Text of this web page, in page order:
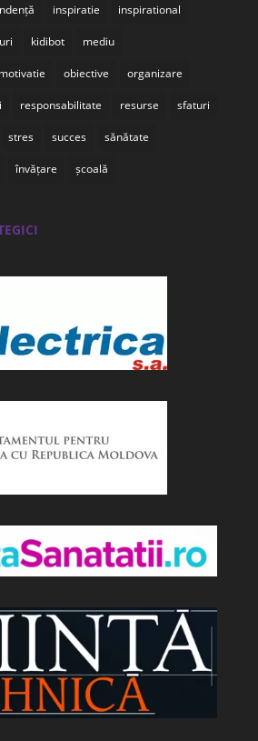
inspiratie inspirational
kidibot mediu
motivatie obiective organizare
responsabilitate resurse sfaturi
stres succes sănătate
învățare școală